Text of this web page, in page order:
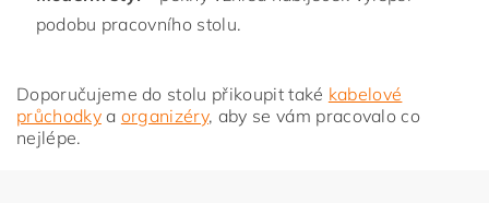
podobu pracovního stolu.
Doporučujeme do stolu přikoupit také kabelové
průchodkya organizéry, aby se vám pracovalo co
nejlépe.